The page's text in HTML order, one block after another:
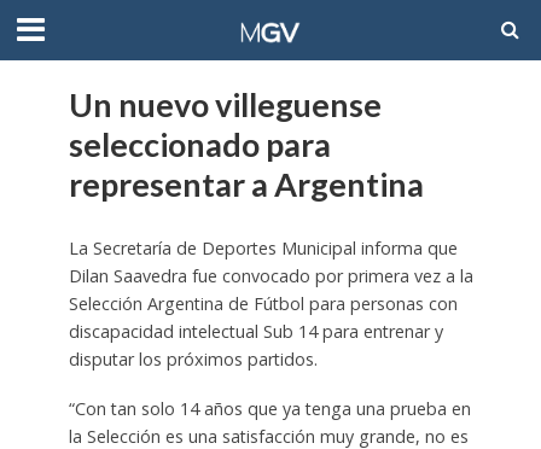
Un nuevo villeguense
seleccionado para
representar a Argentina
La Secretaría de Deportes Municipal informa que
Dilan Saavedra fue convocado por primera vez a la
Selección Argentina de Fútbol para personas con
discapacidad intelectual Sub 14 para entrenar y
disputar los próximos partidos.
“Con tan solo 14 años que ya tenga una prueba en
la Selección es una satisfacción muy grande, no es